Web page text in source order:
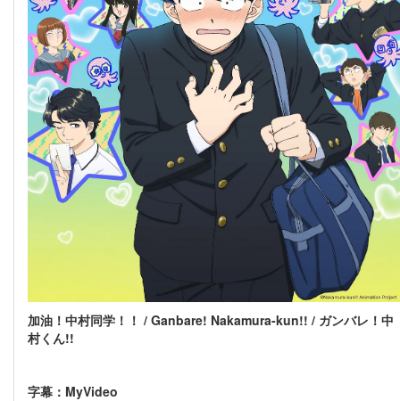
加油！中村同学！！ / Ganbare! Nakamura-kun!! / ガンバレ！中
村くん!!
字幕：MyVideo